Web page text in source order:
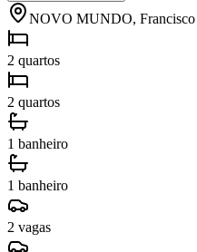
NOVO MUNDO, Francisco
2 quartos
2 quartos
1 banheiro
1 banheiro
2 vagas